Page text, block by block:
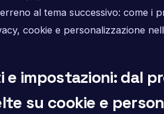
al tema successivo: come i
cookie e personalizzazione
e impostazioni: dal
su cookie e